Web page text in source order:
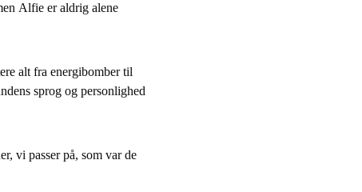
Alfie er aldrig alene
alt fra energibomber til
sprog og personlighed
vi passer på, som var de